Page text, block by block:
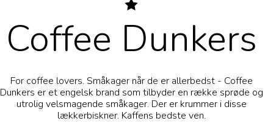
Coffee Dunkers
For coffee lovers. Småkager når de er allerbedst - Coffee
Dunkers er et engelsk brand som tilbyder en række sprøde og
utrolig velsmagende småkager. Der er krummer i disse
lækkerbiskner. Kaffens bedste ven.